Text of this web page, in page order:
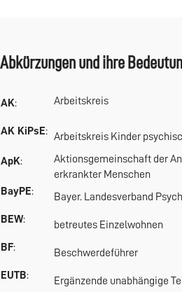
Abkürzungen und ihre
AK: Arbeitskreis
AK KiPsE: Arbeitskreis Kinder
ApK:
Aktionsgemeinschaft der
erkrankter Menschen
BayPE:
Bayer. Landesverband
BEW:
betreutes Einzelwohnen
BF:
Beschwerdeführer
EUTB: Ergänzende unabhängige